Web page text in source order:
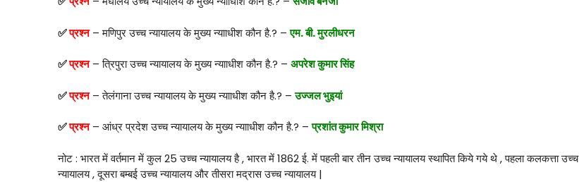
✅प्रश्न– मणिपुर उच्च न्यायालय के मुख्य न्यााधीश कौन है.? –एम. बी. मुरलीधरन
✅प्रश्न – त्रिपुरा उच्च न्यायालय के मुख्य न्यााधीश कौन है.? – अपरेश कुमार सिंह
✅प्रश्न– तेलंगाना उच्च न्यायालय के मुख्य न्यााधीश कौन है.? –उज्जल भुइयां
✅प्रश्न– आंध्र प्रदेश उच्च न्यायालय के मुख्य न्यााधीश कौन है.? –प्रशांत कुमार मिश्रा
नोट : भारत में वर्तमान में कुल 25 उच्च न्यायालय है , भारत में 1862 ई. में पहली बार तीन उच्च न्यायालय स्थापित किये गये थे , पहला कलकत्ता उच्च
न्यायालय , दूसरा बम्बई उच्च न्यायालय और तीसरा मद्रास उच्च न्यायालय |